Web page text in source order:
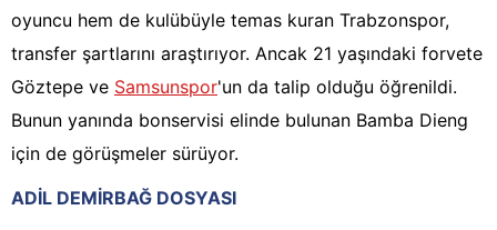
oyuncu hem de kulübüyle temas kuran Trabzonspor,
transfer şartlarını araştırıyor. Ancak 21 yaşındaki forvete
Göztepe ve Samsunspor'un da talip olduğu öğrenildi.
Bunun yanında bonservisi elinde bulunan Bamba Dieng
için de görüşmeler sürüyor.
ADİL DEMİRBAĞ DOSYASI